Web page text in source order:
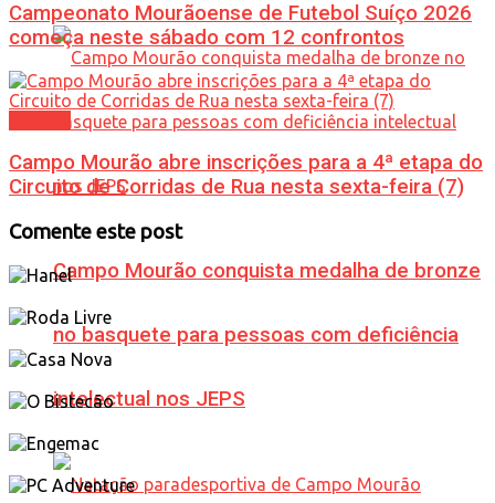
Campo Mourão conquista medalha de bronze
no basquete para pessoas com deficiência
intelectual nos JEPS
Campeonato Mourãoense de Futebol Suíço 2026
começa neste sábado com 12 confrontos
Campo Mourão abre inscrições para a 4ª etapa do
Circuito de Corridas de Rua nesta sexta-feira (7)
Comente este post